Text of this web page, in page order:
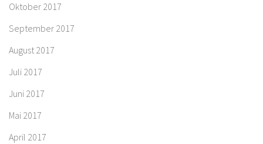
Oktober 2017
September 2017
August 2017
Juli 2017
Juni 2017
Mai 2017
April 2017